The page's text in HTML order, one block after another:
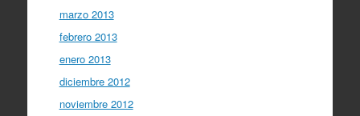
marzo 2013
febrero 2013
enero 2013
diciembre 2012
noviembre 2012